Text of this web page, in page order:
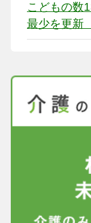
こどもの数
最少を更